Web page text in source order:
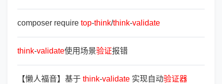
composer require top-think/think-validate
think-validate使用场景验证报错
【懒人福音】基于 think-validate 实现自动验证器